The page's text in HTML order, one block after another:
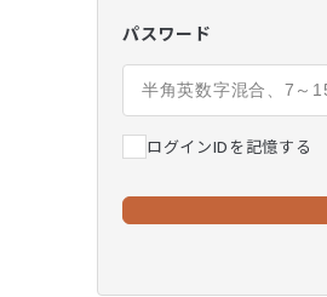
パスワード
ログインIDを記憶する